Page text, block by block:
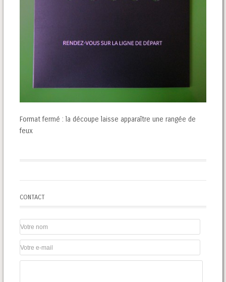
Format fermé : la découpe laisse apparaître une rangée de
feux
CONTACT